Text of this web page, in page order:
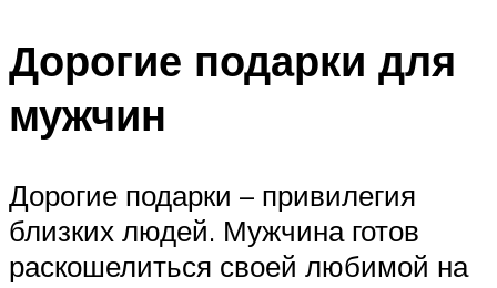
Дорогие подарки для
мужчин
Дорогие подарки – привилегия
близких людей. Мужчина готов
раскошелиться своей любимой на